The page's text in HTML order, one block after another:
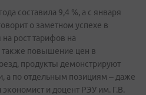
составила 9,4 %, а с января
о заметном успехе в
рост тарифов на
также повышение цен в
продукты демонстрируют
а по отдельным позициям – даже
и доцент РЭУ им. Г.В.